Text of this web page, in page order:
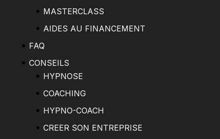
MASTERCLASS
AIDES AU FINANCEMENT
FAQ
CONSEILS
HYPNOSE
COACHING
HYPNO-COACH
CREER SON ENTREPRISE